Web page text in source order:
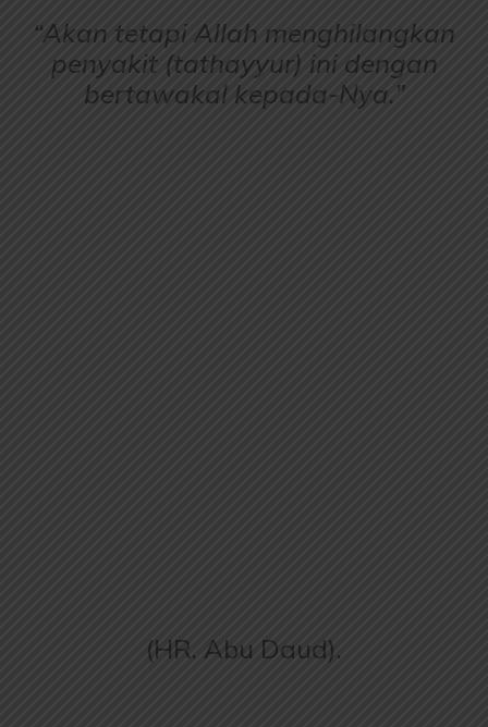
“Akan tetapi Allah menghilangkan
penyakit (tathayyur) ini dengan
bertawakal kepada-Nya.”
(HR. Abu Daud).